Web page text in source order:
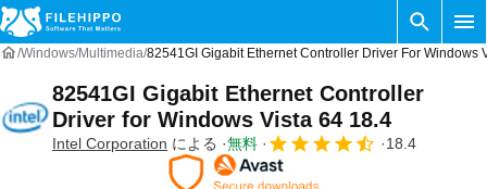
Windows Multimedia 82541GI Gigabit Ethernet Controller Driver For Windows
82541GI Gigabit Ethernet Controller
Driver for Windows Vista 64 18.4
Intel Corporation による 無料 18.4